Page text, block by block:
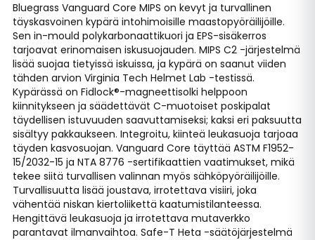
Bluegrass Vanguard Core MIPS on kevyt ja turvallinen
täyskasvoinen kypärä intohimoisille maastopyöräilijöille.
Sen in-mould polykarbonaattikuori ja EPS-sisäkerros
tarjoavat erinomaisen iskusuojauden. MIPS C2 -järjestelmä
lisää suojaa tietyissä iskuissa, ja kypärä on saanut viiden
tähden arvion Virginia Tech Helmet Lab -testissä.
Kypärässä on Fidlock®-magneettisolki helppoon
kiinnitykseen ja säädettävät C-muotoiset poskipalat
täydellisen istuvuuden saavuttamiseksi; kaksi eri paksuutta
sisältyy pakkaukseen. Integroitu, kiinteä leukasuoja tarjoaa
täyden kasvosuojan. Vanguard Core täyttää ASTM F1952-
15/2032-15 ja NTA 8776 -sertifikaattien vaatimukset, mikä
tekee siitä turvallisen valinnan myös sähköpyöräilijöille.
Turvallisuutta lisää joustava, irrotettava visiiri, joka
vähentää niskan kiertoliikettä kaatumistilanteessa.
Hengittävä leukasuoja ja irrotettava mutaverkko
parantavat ilmanvaihtoa. Safe-T Heta -säätöjärjestelmä